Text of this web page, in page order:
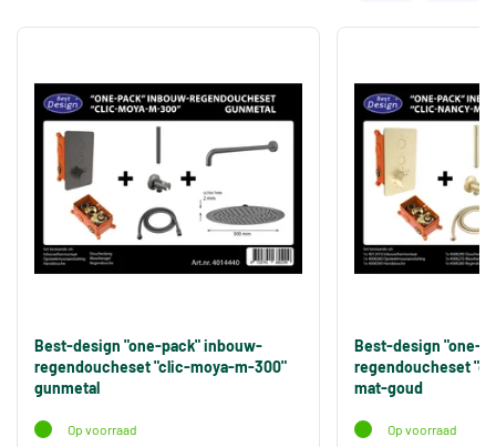
Best-design "one-pack" inbouw-
regendoucheset "clic-moya-m-300"
gunmetal
Op voorraad
Best-design "one-
regendoucheset
mat-goud
Op voorraad